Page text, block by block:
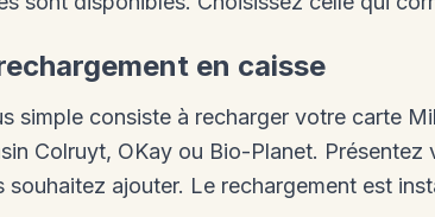
en caisse
simple consiste à recharger votre carte
Colruyt, OKay ou Bio-Planet.
souhaitez ajouter. Le rechargement est